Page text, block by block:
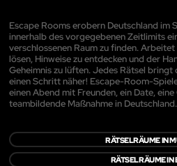
Escape Rooms erobern Deutschland im
innerhalb des vorgegebenen Zeitlimits
verschlossenen Raum zu finden.
lösen, Hinweise zu entdecken und der
Geheimnis zu lüften. Jedes Rätsel
einen Schritt näher! Escape-Room-
einen Abend mit Freunden, ein Date,
teambildende Maßnahme in Deutschland.
RÄTSELRÄUME IN
RÄTSELRÄUME IN